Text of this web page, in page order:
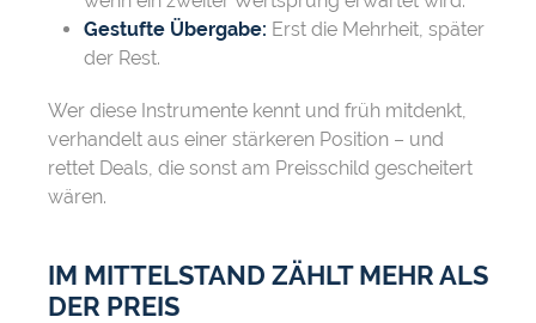
Gestufte Übergabe: Erst die Mehrheit, später
der Rest.
Wer diese Instrumente kennt und früh mitdenkt,
verhandelt aus einer stärkeren Position – und
rettet Deals, die sonst am Preisschild gescheitert
wären.
IM MITTELSTAND ZÄHLT MEHR ALS
DER PREIS